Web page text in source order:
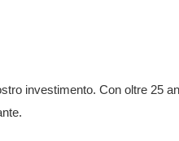
investimento. Con oltre 25